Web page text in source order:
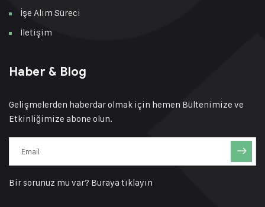
İşe Alım Süreci
İletişim
Haber & Blog
Gelişmelerden haberdar olmak için hemen Bültenimize ve
Etkinliğimize abone olun.
Bir sorunuz mu var? Buraya tıklayın